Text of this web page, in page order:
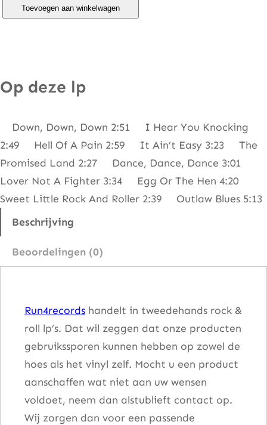
d
n
d
s
–
o
Toevoegen aan winkelwagen
Op deze lp
Down, Down, Down 2:51 I Hear You Knocking
2:49 Hell Of A Pain 2:59 It Ain’t Easy 3:23 The
Promised Land 2:27 Dance, Dance, Dance 3:01
Lover Not A Fighter 3:34 Egg Or The Hen 4:20
Sweet Little Rock And Roller 2:39 Outlaw Blues 5:13
Beschrijving
Beoordelingen (0)
Run4records handelt in tweedehands rock &
roll lp’s. Dat wil zeggen dat onze producten
gebruikssporen kunnen hebben op zowel de
hoes als het vinyl zelf. Mocht u een product
aanschaffen wat niet aan uw wensen
voldoet, neem dan alstublieft contact op.
Wij zorgen dan voor een passende